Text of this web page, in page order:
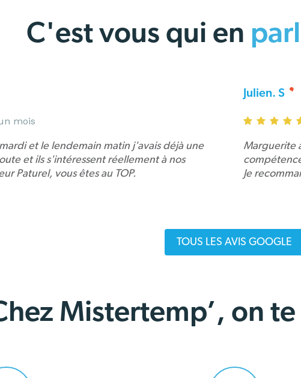
C'est vous qui en
mois
et le lendemain matin j'avais déjà une
et ils s'intéressent réellement à nos
Paturel, vous êtes au TOP.
Julien. S
Marguerite
Je
TOUS LES AVIS GOOGLE
Mistertemp’, on te